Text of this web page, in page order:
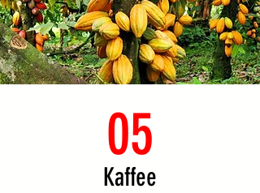
Kaffee
05